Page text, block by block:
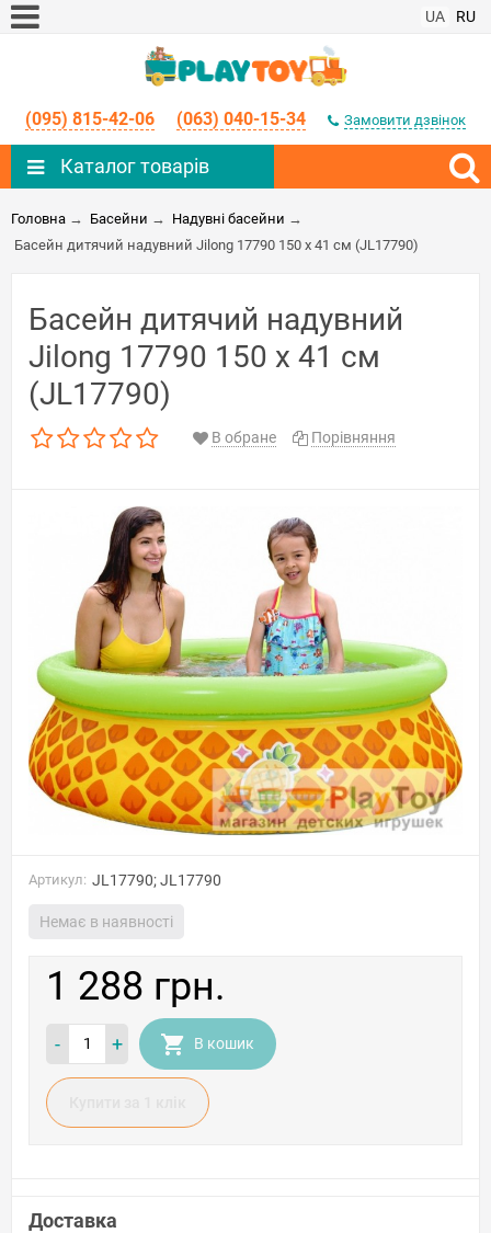
UA RU
(095) 815-42-06 (063) 040-15-34 Замовити дзвінок
Каталог товарів
Головна → Басейни → Надувні басейни →
Басейн дитячий надувний Jilong 17790 150 x 41 см (JL17790)
Басейн дитячий надувний
Jilong 17790 150 x 41 см
(JL17790)
В обране Порівняння
Артикул: JL17790; JL17790
Немає в наявності
1 288 грн.
- + В кошик
Доставка